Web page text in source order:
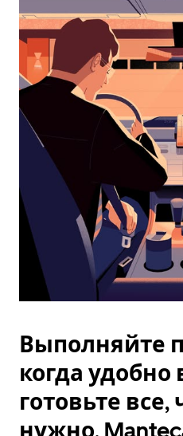
выбрать
дату.
Чтобы
закрыть
календарь,
нажмите
Esc.
Выполняйте
когда удобно
готовьте все,
нужно,